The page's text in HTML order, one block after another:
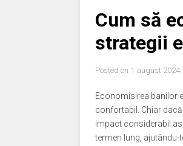
Cum să
strategii
Posted on 1 august 2024
Economisirea banilor
confortabil. Chiar
impact considerabil
termen lung,